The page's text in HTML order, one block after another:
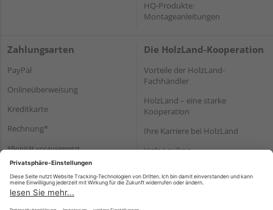
HQ-Produkte:
Montageanleitungen
Zahlungsarten
PayPal
Onlineüberweisung
Kreditkarte
Rechnung*
*Bonität vorausgesetzt
Die HolzLand-Kooperation
Vorteile der HolzLand-
Fachhändler
HolzLand – eine starke
Kooperation
Ihre Karriere bei HolzLand
Holz-Lexikon